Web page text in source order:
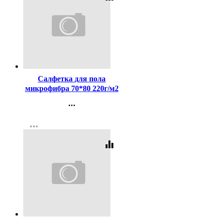
Салфетка для пола
микрофибра 70*80 220г/м2
...
Регистрация
more_horiz
equalizer